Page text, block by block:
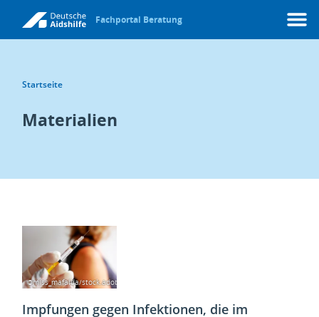
Fachportal Beratung Menü
Startseite
Materialien
©miss_mafalda/stock.adobe.com
Impfungen gegen Infektionen, die im